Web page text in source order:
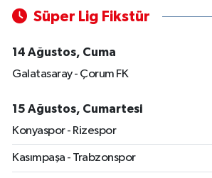
Süper Lig Fikstür
14 Ağustos, Cuma
Galatasaray - Çorum FK
15 Ağustos, Cumartesi
Konyaspor - Rizespor
Kasımpaşa - Trabzonspor